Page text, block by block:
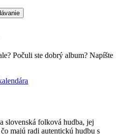
Počuli ste dobrý album? Napíšte
slovenská folková hudba, jej
majú radi autentickú hudbu s